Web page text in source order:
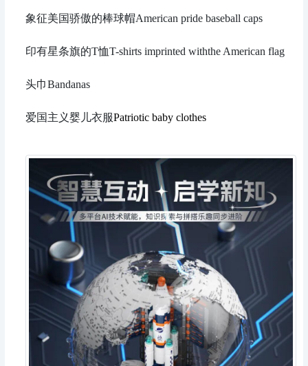
象征美国骄傲的棒球帽American pride baseball caps
印有星条旗的T恤T-shirts imprinted withthe American flag
头巾Bandanas
爱国主义婴儿衣服Patriotic baby clothes